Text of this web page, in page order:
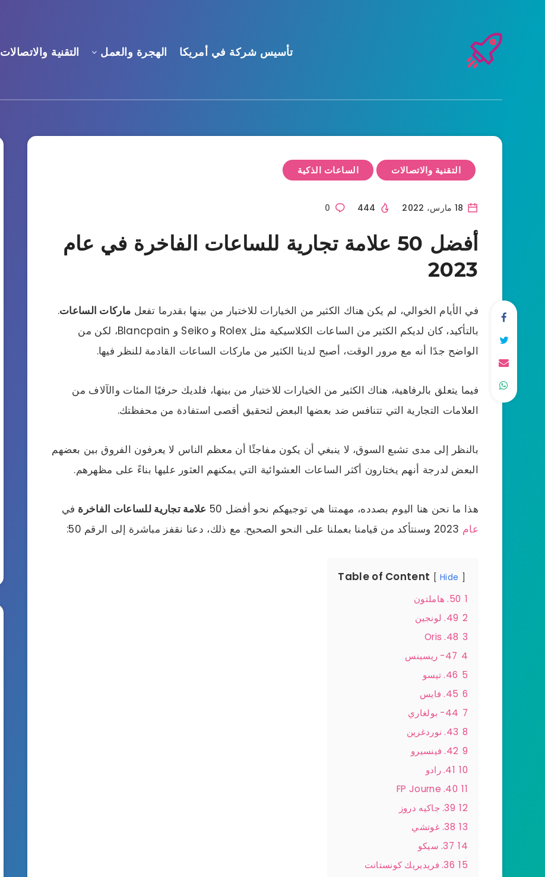
تأسيس شركة في أمريكا الهجرة والعمل التقنية والاتصالات
التقنية والاتصالات الساعات الذكية
0
أفضل 50 علامة تجارية للساعات الفاخرة في عام
2023
في الأيام الخوالي، لم يكن هناك الكثير من الخيارات للاختيار من بينها بقدرما تفعل ماركات الساعات.
بالتأكيد، كان لديكم الكثير من الساعات الكلاسيكية مثل Rolex و Seiko و Blancpain، لكن من
الواضح جدًا أنه مع مرور الوقت، أصبح لدينا الكثير من ماركات الساعات القادمة للنظر فيها.
فيما يتعلق بالرفاهية، هناك الكثير من الخيارات للاختيار من بينها، فلديك حرفيًا المئات والآلاف من
العلامات التجارية التي تتنافس ضد بعضها البعض لتحقيق أقصى استفادة من محفظتك.
بالنظر إلى مدى تشبع السوق، لا ينبغي أن يكون مفاجئًا أن معظم الناس لا يعرفون الفروق بين بعضهم
البعض لدرجة أنهم يختارون أكثر الساعات العشوائية التي يمكنهم العثور عليها بناءً على مظهرهم.
هذا ما نحن هنا اليوم بصدده، مهمتنا هي توجيهكم نحو أفضل 50 علامة تجارية للساعات الفاخرة في
عام
Table of Content Hide
1 50. هاملتون
2 49. لونجين
3
48. Oris
4 47- ريسينس
5 46. تيسو
6 45. فايس
7 44- بولغاري
8 43. نوردغرين
9 42. فينسيرو
10 41. رادو
11
40. FP Journe
12 39. جاكيه دروز
13 38. غوتشي
14 37. سيكو
15 36. فريديريك كونستانت